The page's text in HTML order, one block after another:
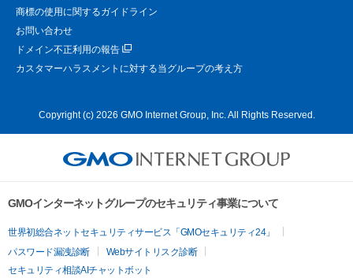
商標の使用に関するガイドライン
お問い合わせ
ドメイン不正利用の報告
カスタマーハラスメントに対する当グループの考え方
Copyright (c) 2026 GMO Internet Group, Inc. All Rights Reserved.
GMOインターネットグループのセキュリティ事業について
世界初総合ネットセキュリティサービス「GMOセキュリティ24」
パスワード漏洩診断
Webサイトリスク診断
セキュリティ相談AIチャットボット